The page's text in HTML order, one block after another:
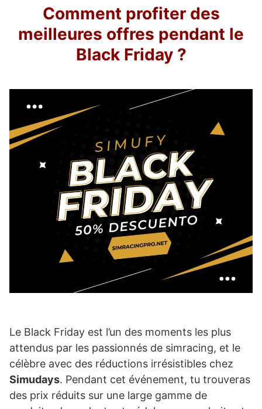
Comment profiter des
meilleures offres pendant le
Black Friday ?
Le Black Friday est l’un des moments les plus
attendus par les passionnés de simracing, et le
célèbre avec des réductions irrésistibles chez
Simudays. Pendant cet événement, tu trouveras
des prix réduits sur une large gamme de